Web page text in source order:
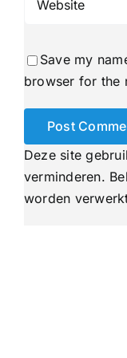
Save my
browser for the
Deze site
verminderen.
worden